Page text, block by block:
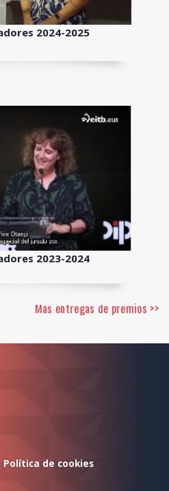
2024-2025
2023-2024
Más entregas de premios >>
Política de cookies